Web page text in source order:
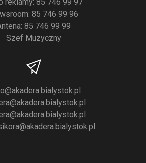
reklamy: 85 746 99 97
85 746 99 96
85 746 99 99
Szef Muzyczny